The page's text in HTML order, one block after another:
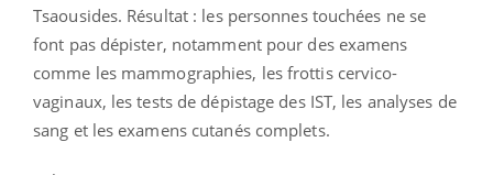
Tsaousides. Résultat : les personnes touchées ne se
font pas dépister, notamment pour des examens
comme les mammographies, les frottis cervico-
vaginaux, les tests de dépistage des IST, les analyses de
sang et les examens cutanés complets.